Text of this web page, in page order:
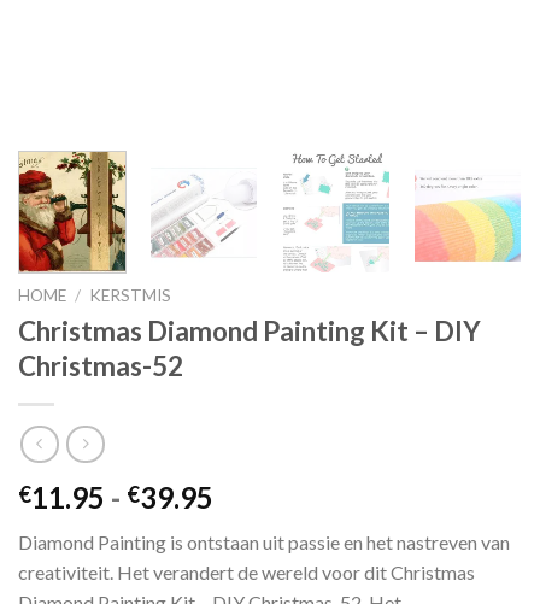
HOME / KERSTMIS
Christmas Diamond Painting Kit – DIY
Christmas-52
€11.95 - €39.95
tot
€39.95
Diamond Painting is ontstaan ​​uit passie en het nastreven van
creativiteit. Het verandert de wereld voor dit Christmas